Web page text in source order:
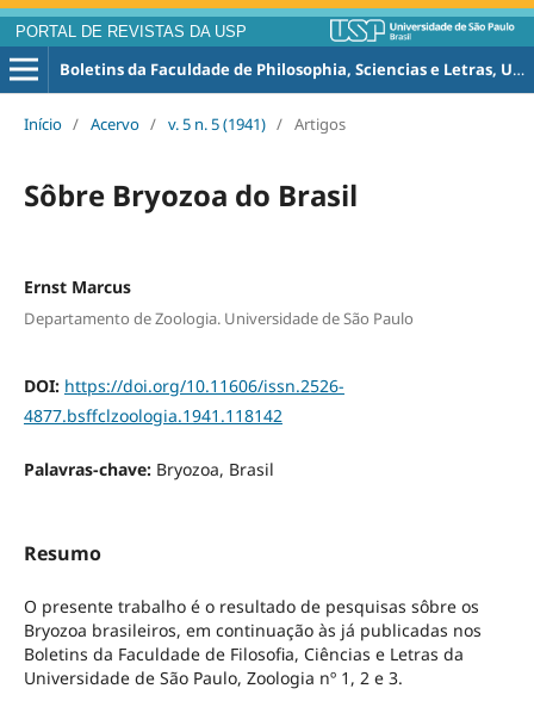
PORTAL DE REVISTAS DA USP
Boletins da Faculdade de Philosophia, Sciencias e Letras, Universidade de São Paulo. Zoologia
Início / Acervo / v. 5 n. 5 (1941) / Artigos
Sôbre Bryozoa do Brasil
Ernst Marcus
Departamento de Zoologia. Universidade de São Paulo
DOI: https://doi.org/10.11606/issn.2526-
4877.bsffclzoologia.1941.118142
Palavras-chave: Bryozoa, Brasil
Resumo
O presente trabalho é o resultado de pesquisas sôbre os
Bryozoa brasileiros, em continuação às já publicadas nos
Boletins da Faculdade de Filosofia, Ciências e Letras da
Universidade de São Paulo, Zoologia nº 1, 2 e 3.